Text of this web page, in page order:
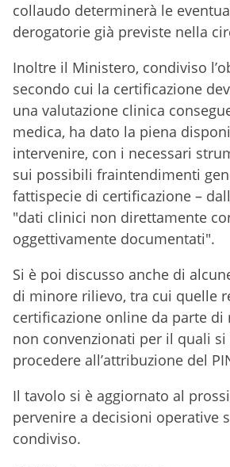
collaudo determinerà le
derogatorie già previste nella
Inoltre il Ministero, condiviso
secondo cui la certificazione
una valutazione clinica
medica, ha dato la piena
intervenire, con i necessari
sui possibili fraintendimenti
fattispecie di certificazione –
"dati clinici non direttamente
oggettivamente documentati".
Si è poi discusso anche di
di minore rilievo, tra cui quelle
certificazione online da parte
non convenzionati per il quali
procedere all’attribuzione del
Il tavolo si è aggiornato al
pervenire a decisioni operative
condiviso.